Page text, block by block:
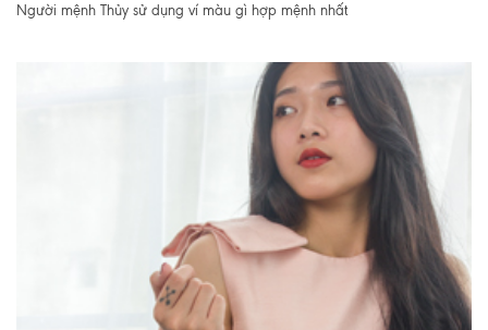
Người mệnh Thủy sử dụng ví màu gì hợp mệnh nhất